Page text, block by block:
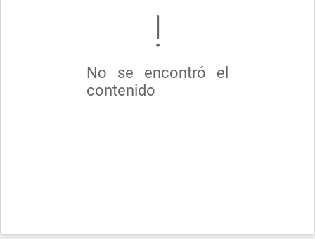
No se encontró el
contenido